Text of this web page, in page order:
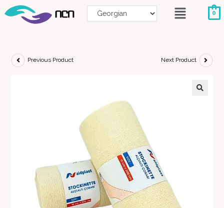
0
Previous Product Next Product